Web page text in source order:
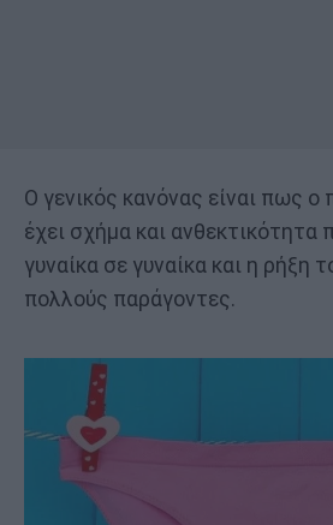
Ο γενικός κανόνας είναι πως ο
έχει σχήμα και ανθεκτικότητα
γυναίκα σε γυναίκα και η ρήξη
πολλούς παράγοντες.